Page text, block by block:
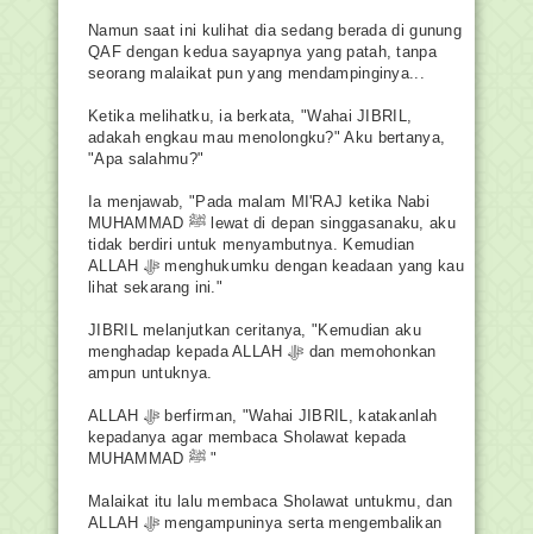
Namun saat ini kulihat dia sedang berada di gunung
QAF dengan kedua sayapnya yang patah, tanpa
seorang malaikat pun yang mendampinginya...
Ketika melihatku, ia berkata, "Wahai JIBRIL,
adakah engkau mau menolongku?" Aku bertanya,
"Apa salahmu?"
Ia menjawab, "Pada malam MI'RAJ ketika Nabi
MUHAMMAD ﷺ lewat di depan singgasanaku, aku
tidak berdiri untuk menyambutnya. Kemudian
ALLAH ﷻ menghukumku dengan keadaan yang kau
lihat sekarang ini."
JIBRIL melanjutkan ceritanya, "Kemudian aku
menghadap kepada ALLAH ﷻ dan memohonkan
ampun untuknya.
ALLAH ﷻ berfirman, "Wahai JIBRIL, katakanlah
kepadanya agar membaca Sholawat kepada
MUHAMMAD ﷺ "
Malaikat itu lalu membaca Sholawat untukmu, dan
ALLAH ﷻ mengampuninya serta mengembalikan